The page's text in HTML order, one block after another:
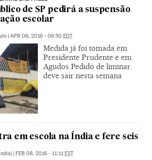
de SP pedirá a suspensão
escolar
| APR 06, 2016 - 06:50 EDT
Medida já foi tomada em
Presidente Prudente e em
Agudos Pedido de liminar
deve sair nesta semana
em escola na Índia e fere seis
| FEB 08, 2016 - 11:11EST